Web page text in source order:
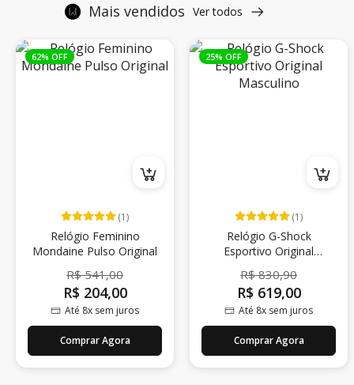
Mais vendidos Ver todos
62% OFF
(1)
Relógio Feminino
Mondaine Pulso Original
R$ 541,00
R$ 204,00
Até 8x sem juros
Comprar Agora
25% OFF
(1)
Relógio G-Shock
Esportivo Original
R$ 830,90
R$ 619,00
Até 8x sem juros
Comprar Agora